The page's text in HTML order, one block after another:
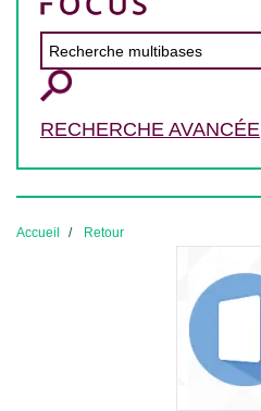
RECHERCHE AVANCÉE
Accueil Retour